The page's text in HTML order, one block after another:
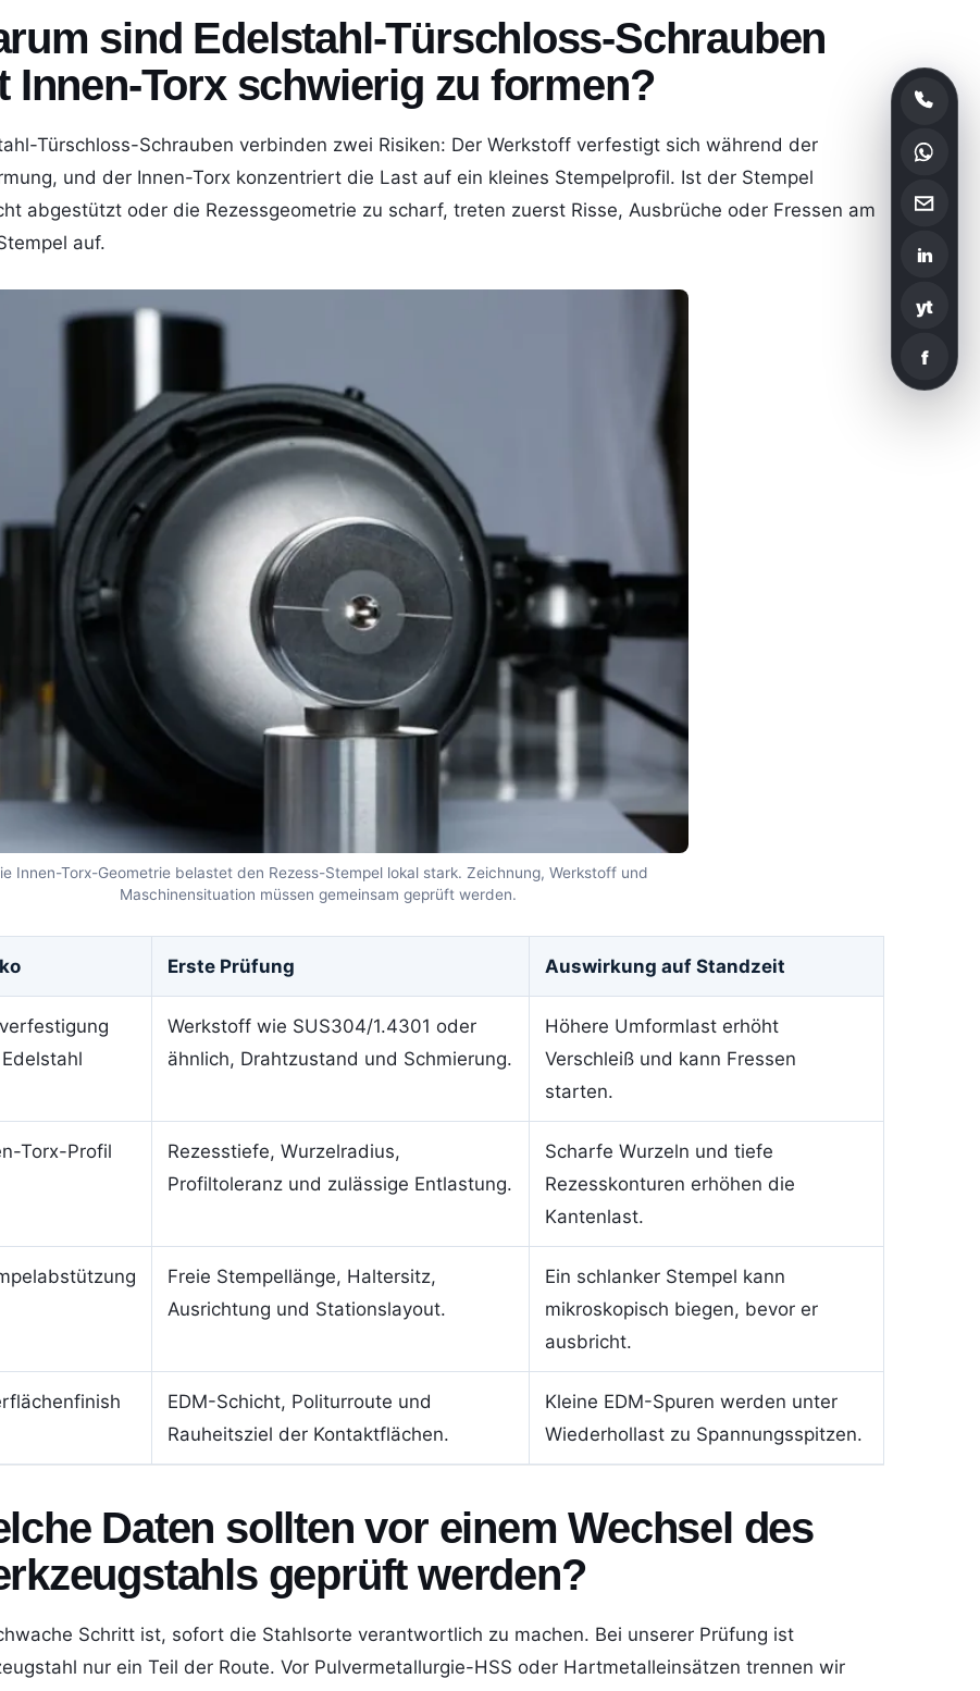
sind Edelstahl-Türschloss-Schrauben
Innen-Torx schwierig zu formen?
Türschloss-Schrauben verbinden zwei Risiken: Der Werkstoff verfestigt sich während der
und der Innen-Torx konzentriert die Last auf ein kleines Stempelprofil. Ist der Stempel
abgestützt oder die Rezessgeometrie zu scharf, treten zuerst Risse, Ausbrüche oder Fressen am
auf.
Innen-Torx-Geometrie belastet den Rezess-Stempel lokal stark. Zeichnung, Werkstoff und
Maschinensituation müssen gemeinsam geprüft werden.
Erste Prüfung Auswirkung auf Standzeit
Werkstoff wie SUS304/1.4301 oder
ähnlich, Drahtzustand und Schmierung.
Höhere Umformlast erhöht
Verschleiß und kann Fressen
starten.
Torx-Profil
Rezesstiefe, Wurzelradius,
Profiltoleranz und zulässige Entlastung.
Scharfe Wurzeln und tiefe
Rezesskonturen erhöhen die
Kantenlast.
Freie Stempellänge, Haltersitz,
Ausrichtung und Stationslayout.
Ein schlanker Stempel kann
mikroskopisch biegen, bevor er
ausbricht.
EDM-Schicht, Politurroute und
Rauheitsziel der Kontaktflächen.
Kleine EDM-Spuren werden unter
Wiederhollast zu Spannungsspitzen.
Daten sollten vor einem Wechsel des
geprüft werden?
Schritt ist, sofort die Stahlsorte verantwortlich zu machen. Bei unserer Prüfung ist
nur ein Teil der Route. Vor Pulvermetallurgie-HSS oder Hartmetalleinsätzen trennen wir
in
yt
f